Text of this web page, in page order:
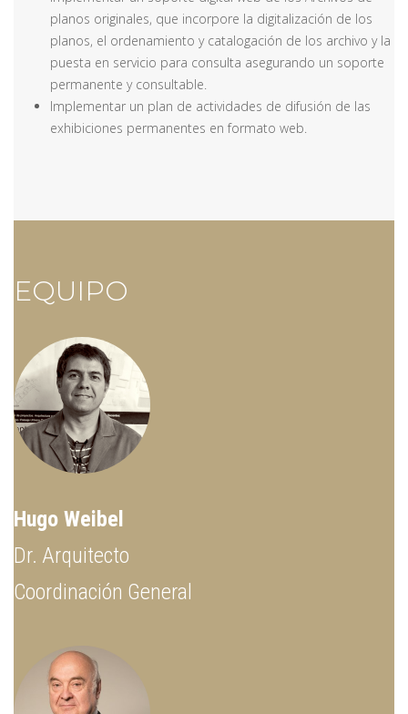
planos originales, que incorpore la digitalización de los
planos, el ordenamiento y catalogación de los archivo y la
puesta en servicio para consulta asegurando un soporte
permanente y consultable.
Implementar un plan de actividades de difusión de las
exhibiciones permanentes en formato web.
EQUIPO
Hugo Weibel
Dr. Arquitecto
Coordinación General